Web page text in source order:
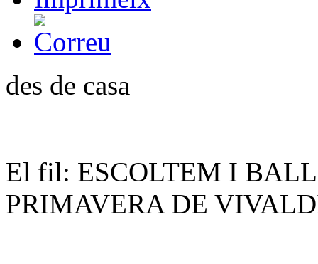
des de casa
El fil: ESCOLTEM I
PRIMAVERA DE